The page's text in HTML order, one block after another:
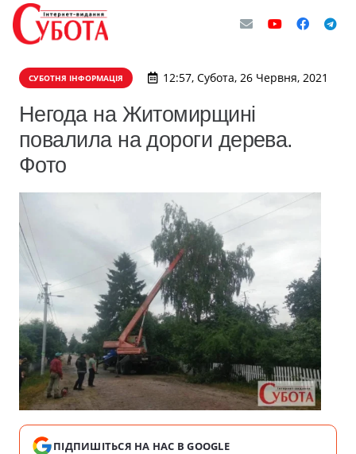
СУБОТНЯ ІНФОРМАЦІЯ 12:57, Субота, 26 Червня, 2021
Негода на Житомирщині
повалила на дороги дерева.
Фото
ПІДПИШІТЬСЯ НА НАС В GOOGLE